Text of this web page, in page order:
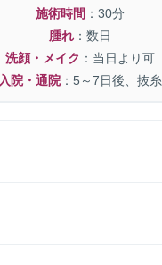
施術時間 ：30分
腫れ ：数日
洗顔・メイク ：当日より可
入院・通院 ：5～7日後、抜糸